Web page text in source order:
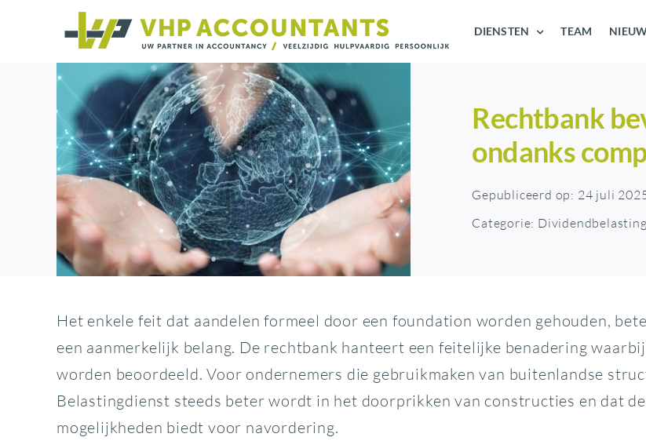
DIENSTEN TEAM
Rechtbank
ondanks
Gepubliceerd op: 24 juli
Categorie: Dividendbelasting
Het enkele feit dat aandelen formeel door een foundation worden gehouden,
een aanmerkelijk belang. De rechtbank hanteert een feitelijke benadering
worden beoordeeld. Voor ondernemers die gebruikmaken van buitenlandse
Belastingdienst steeds beter wordt in het doorprikken van constructies en dat
mogelijkheden biedt voor navordering.